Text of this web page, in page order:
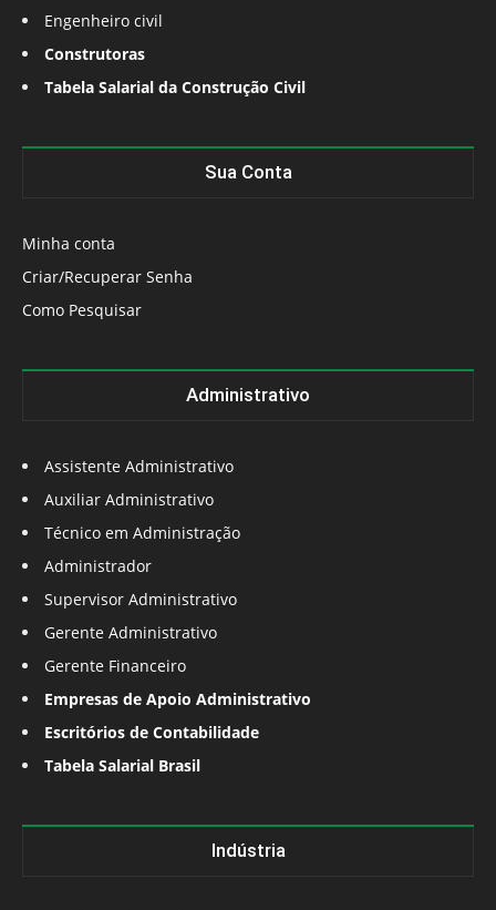
Engenheiro civil
Construtoras
Tabela Salarial da Construção Civil
Sua Conta
Minha conta
Criar/Recuperar Senha
Como Pesquisar
Administrativo
Assistente Administrativo
Auxiliar Administrativo
Técnico em Administração
Administrador
Supervisor Administrativo
Gerente Administrativo
Gerente Financeiro
Empresas de Apoio Administrativo
Escritórios de Contabilidade
Tabela Salarial Brasil
Indústria